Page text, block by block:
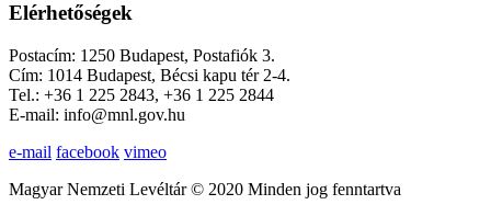
Elérhetőségek
Postacím: 1250 Budapest, Postafiók 3.
Cím: 1014 Budapest, Bécsi kapu tér 2-4.
Tel.: +36 1 225 2843, +36 1 225 2844
E-mail: info@mnl.gov.hu
e-mail facebook vimeo
Magyar Nemzeti Levéltár © 2020 Minden jog fenntartva